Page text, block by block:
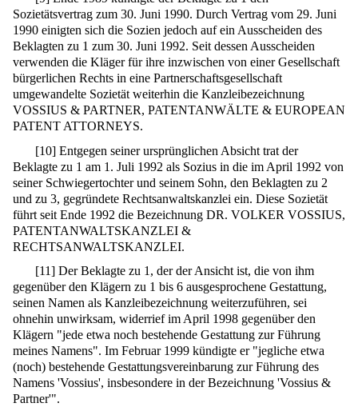
Sozietätsvertrag zum 30. Juni 1990. Durch Vertrag vom 29. Juni
1990 einigten sich die Sozien jedoch auf ein Ausscheiden des
Beklagten zu 1 zum 30. Juni 1992. Seit dessen Ausscheiden
verwenden die Kläger für ihre inzwischen von einer Gesellschaft
bürgerlichen Rechts in eine Partnerschaftsgesellschaft
umgewandelte Sozietät weiterhin die Kanzleibezeichnung
VOSSIUS & PARTNER, PATENTANWÄLTE & EUROPEAN
PATENT ATTORNEYS.
[10] Entgegen seiner ursprünglichen Absicht trat der
Beklagte zu 1 am 1. Juli 1992 als Sozius in die im April 1992 von
seiner Schwiegertochter und seinem Sohn, den Beklagten zu 2
und zu 3, gegründete Rechtsanwaltskanzlei ein. Diese Sozietät
führt seit Ende 1992 die Bezeichnung DR. VOLKER VOSSIUS,
PATENTANWALTSKANZLEI &
RECHTSANWALTSKANZLEI.
[11] Der Beklagte zu 1, der der Ansicht ist, die von ihm
gegenüber den Klägern zu 1 bis 6 ausgesprochene Gestattung,
seinen Namen als Kanzleibezeichnung weiterzuführen, sei
ohnehin unwirksam, widerrief im April 1998 gegenüber den
Klägern "jede etwa noch bestehende Gestattung zur Führung
meines Namens". Im Februar 1999 kündigte er "jegliche etwa
(noch) bestehende Gestattungsvereinbarung zur Führung des
Namens 'Vossius', insbesondere in der Bezeichnung 'Vossius &
Partner'".